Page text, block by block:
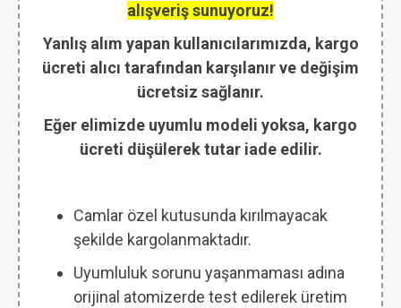
alışveriş sunuyoruz!
Yanlış alım yapan kullanıcılarımızda, kargo
ücreti alıcı tarafından karşılanır ve değişim
ücretsiz sağlanır.
Eğer elimizde uyumlu modeli yoksa, kargo
ücreti düşülerek tutar iade edilir.
Camlar özel kutusunda kırılmayacak
şekilde kargolanmaktadır.
Uyumluluk sorunu yaşanmaması adına
orijinal atomizerde test edilerek üretim